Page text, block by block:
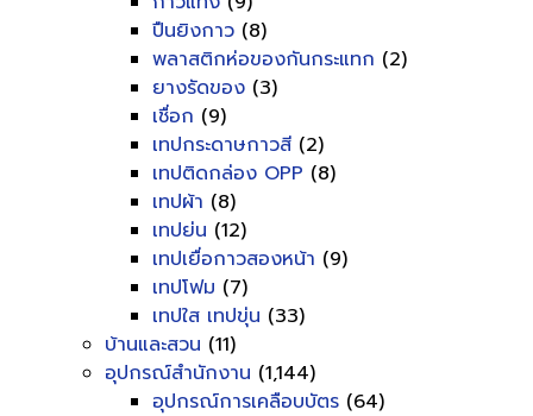
ปืนยิงกาว (8)
พลาสติกห่อของกันกระแทก (2)
ยางรัดของ (3)
เชื่อก (9)
เทปกระดาษกาวสี (2)
เทปติดกล่อง OPP (8)
เทปผ้า (8)
เทปย่น (12)
เทปเยื่อกาวสองหน้า (9)
เทปโฟม (7)
เทปใส เทปขุ่น (33)
บ้านและสวน (11)
อุปกรณ์สำนักงาน (1,144)
อุปกรณ์การเคลือบบัตร (64)